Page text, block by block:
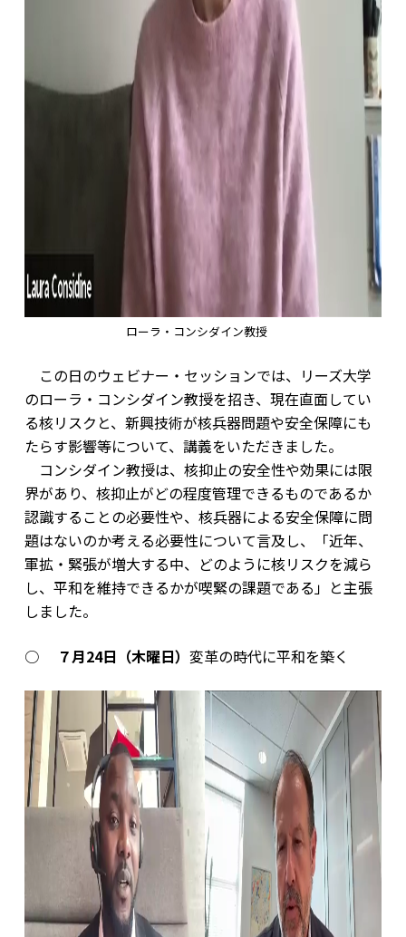
ローラ・コンシダイン教授
この日のウェビナー・セッションでは、リーズ大学
のローラ・コンシダイン教授を招き、現在直面してい
る核リスクと、新興技術が核兵器問題や安全保障にも
たらす影響等について、講義をいただきました。
コンシダイン教授は、核抑止の安全性や効果には限
界があり、核抑止がどの程度管理できるものであるか
認識することの必要性や、核兵器による安全保障に問
題はないのか考える必要性について言及し、「近年、
軍拡・緊張が増大する中、どのように核リスクを減ら
し、平和を維持できるかが喫緊の課題である」と主張
しました。
○ ７月24日（木曜日） 変革の時代に平和を築く